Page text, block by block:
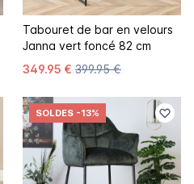
Tabouret de bar en velours
Janna vert foncé 82 cm
349.95 € 399.95 €
SOLDES -13%